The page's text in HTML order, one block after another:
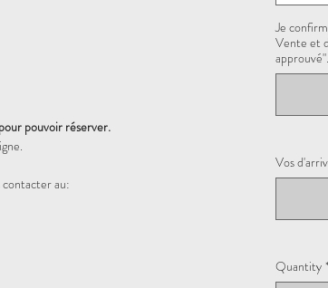
pouvoir réserver.
au:
Je
Vente et
approuvé".
Vos
Quantity *